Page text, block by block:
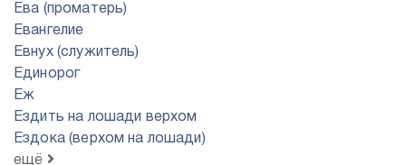
Ева (проматерь)
Евангелие
Евнух (служитель)
Единорог
Еж
Ездить на лошади верхом
Ездока (верхом на лошади)
ещё